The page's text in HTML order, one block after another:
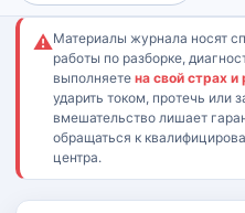
⚠Материалы журнала носят
работы по разборке,
выполняете на свой страх и
ударить током, протечь или
вмешательство лишает
обращаться к
центра.